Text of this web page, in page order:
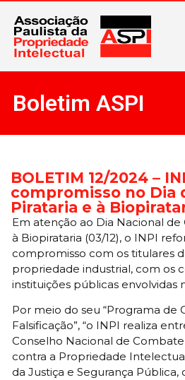
Boletim ASPI
BOLETIM 12/2024 –
compromisso no Dia
Pirataria e à
Em atenção ao Dia Nacional
à Biopirataria (03/12), o INPI
compromisso com os titulares
propriedade industrial, com os
instituições públicas envolvidas
Por meio do seu “Programa de
Falsificação”, “o INPI realiza
Conselho Nacional de
contra a Propriedade
da Justiça e Segurança